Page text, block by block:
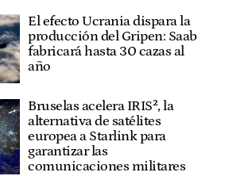
El efecto Ucrania dispara la
producción del Gripen: Saab
fabricará hasta 30 cazas al
año
Bruselas acelera IRIS², la
alternativa de satélites
europea a Starlink para
garantizar las
comunicaciones militares